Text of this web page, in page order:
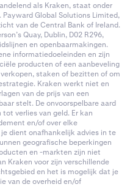
als Kraken, staat onder
Global Solutions Limited,
van de Central Bank of Ireland.
Quay, Dublin, D02 R296,
en openbaarmakingen.
informatiedoeleinden en zijn
producten of een aanbeveling
staken of bezitten of om
Kraken werkt niet en
van de prijs van een
stelt. De onvoorspelbare aard
verlies van geld. Er kan
en/of over elke
dient onafhankelijk advies in te
geografische beperkingen
en -markten zijn niet
Kraken voor zijn verschillende
en het is mogelijk dat je
van de overheid en/of